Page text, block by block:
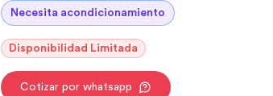
Necesita acondicionamiento
Disponibilidad Limitada
Cotizar por whatsapp